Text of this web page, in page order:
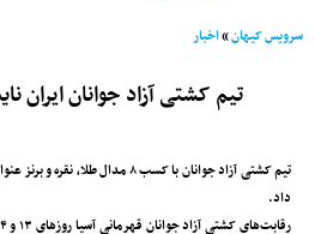
سرویس کیهان»اخبار
تیم کشتی آزاد جوانان ایران
تیم کشتی آزاد جوانان با کسب ۸
داد.